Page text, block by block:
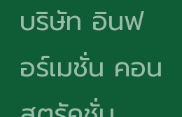
บริษัท อินฟ
อร์เมชั่น คอน